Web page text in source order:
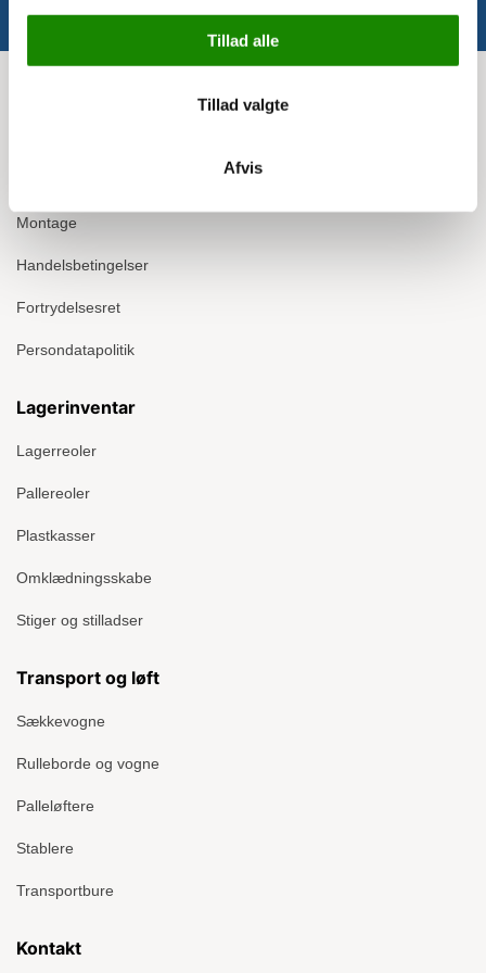
Tillad alle
Tillad valgte
Afvis
Montage
Handelsbetingelser
Fortrydelsesret
Persondatapolitik
Lagerinventar
Lagerreoler
Pallereoler
Plastkasser
Omklædningsskabe
Stiger og stilladser
Transport og løft
Sækkevogne
Rulleborde og vogne
Palleløftere
Stablere
Transportbure
Kontakt